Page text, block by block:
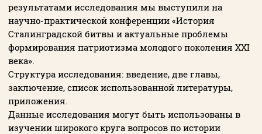
результатами исследования мы выступили на
научно-практической конференции «История
Сталинградской битвы и актуальные проблемы
формирования патриотизма молодого поколения XXI
века».
Структура исследования: введение, две главы,
заключение, список использованной литературы,
приложения.
Данные исследования могут быть использованы в
изучении широкого круга вопросов по истории